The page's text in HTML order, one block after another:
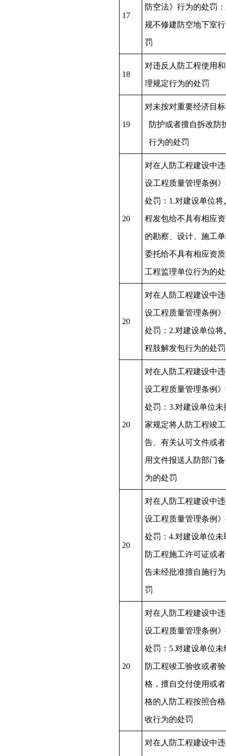
17
防空法》行为的处罚
规不修建防空地下室
罚
18
对违反人防工程使用
理规定行为的处罚
19
对未按对重要经济目
防护或者擅自拆改防
行为的处罚
20
对在人防工程建设中
设工程质量管理条例
处罚：1.对建设单位将
程发包给不具有相应
的勘察、设计、施工
委托给不具有相应资
工程监理单位行为的
20
对在人防工程建设中
设工程质量管理条例
处罚：2.对建设单位将
程肢解发包行为的处罚
20
对在人防工程建设中
设工程质量管理条例
处罚：3.对建设单位未
家规定将人防工程竣
告、有关认可文件或
用文件报送人防部门
为的处罚
20
对在人防工程建设中
设工程质量管理条例
处罚：4.对建设单位未
防工程施工许可证或
告未经批准擅自施行
罚
20
对在人防工程建设中
设工程质量管理条例
处罚：5.对建设单位未
防工程竣工验收或者
格，擅自交付使用或
格的人防工程按照合
收行为的处罚
对在人防工程建设中